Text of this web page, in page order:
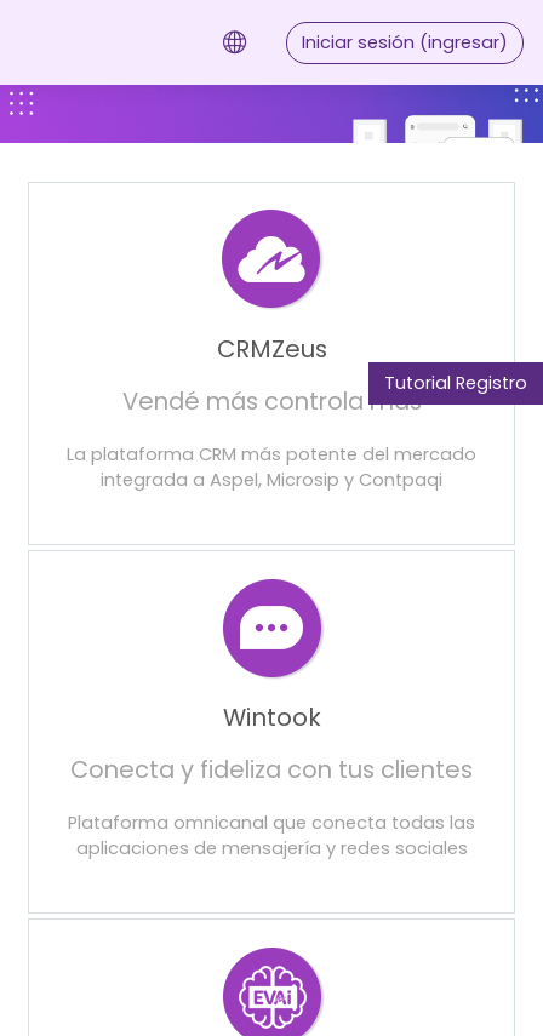
Iniciar sesión (ingresar)
CRMZeus
Vendé más controla más
La plataforma CRM más potente del mercado
integrada a Aspel, Microsip y Contpaqi
Wintook
Conecta y fideliza con tus clientes
Plataforma omnicanal que conecta todas las
aplicaciones de mensajería y redes sociales
Tutorial Registro